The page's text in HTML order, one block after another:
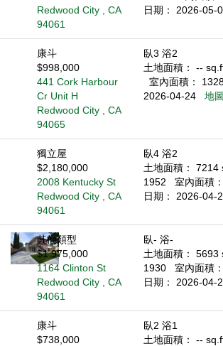
Redwood City , CA
94061
日期： 2026-05-
康斗
$998,000
441 Cork Harbour
Cr Unit H
Redwood City , CA
94065
臥3 浴2
土地面積： --
室內面積：
2026-04-24
地圖
獨立屋
$2,180,000
2008 Kentucky St
Redwood City , CA
94061
臥4 浴2
土地面積： 7214
1952
室內面積
日期： 2026-04-
其他類型
$1,975,000
1164 Clinton St
Redwood City , CA
94061
臥- 浴-
土地面積： 5693
1930
室內面積
日期： 2026-04-
康斗
$738,000
臥2 浴1
土地面積： --